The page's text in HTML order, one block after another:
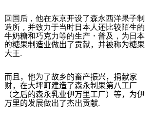
回国后，他在东京开设了森永西洋果子制
造所，并致力于当时日本人还比较陌生的
牛奶糖和巧克力等的生产 ・ 普及，为日本
的糖果制造业做出了贡献，并被称为糖果
大王.
而且，他为了故乡的畜产振兴，捐献家
财，在大坪町建造了森永制果第八工厂
（之后的森永乳业伊万里工厂）等，为伊
万里的发展做出了杰出贡献.